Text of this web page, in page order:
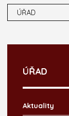
ÚŘAD
ÚŘAD
Aktuality